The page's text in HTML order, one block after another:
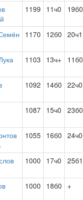
1199 11ч0 19б0
1170 12б0 20ч1
1103 13ч+ 11б0
1092 14б0 22ч0
1087 15ч0 23б0
1055 16б0 24ч0
1000 17ч0 25б1
1000 18б0 +